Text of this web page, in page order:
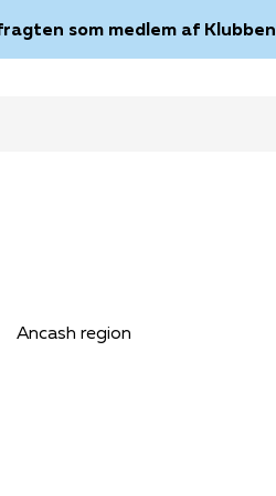
som medlem af Klubben
Ancash region